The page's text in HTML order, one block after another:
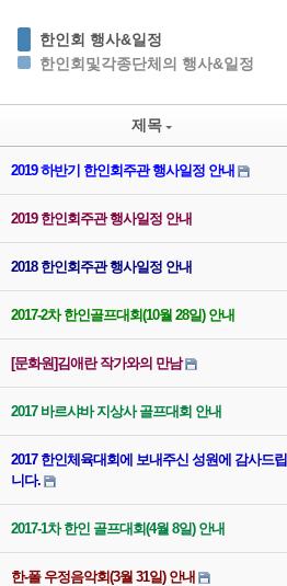
한인회 행사&일정
한인회및각종단체의 행사&일정
제목
2019 하반기 한인회주관 행사일정 안내
2019 한인회주관 행사일정 안내
2018 한인회주관 행사일정 안내
2017-2차 한인골프대회(10월 28일) 안내
[문화원]김애란 작가와의 만남
2017 바르샤바 지상사 골프대회 안내
2017 한인체육대회에 보내주신 성원에 감사드립
니다.
2017-1차 한인 골프대회(4월 8일) 안내
한-폴 우정음악회(3월 31일) 안내